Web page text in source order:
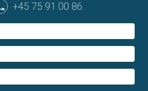
+45 75 91 00 86